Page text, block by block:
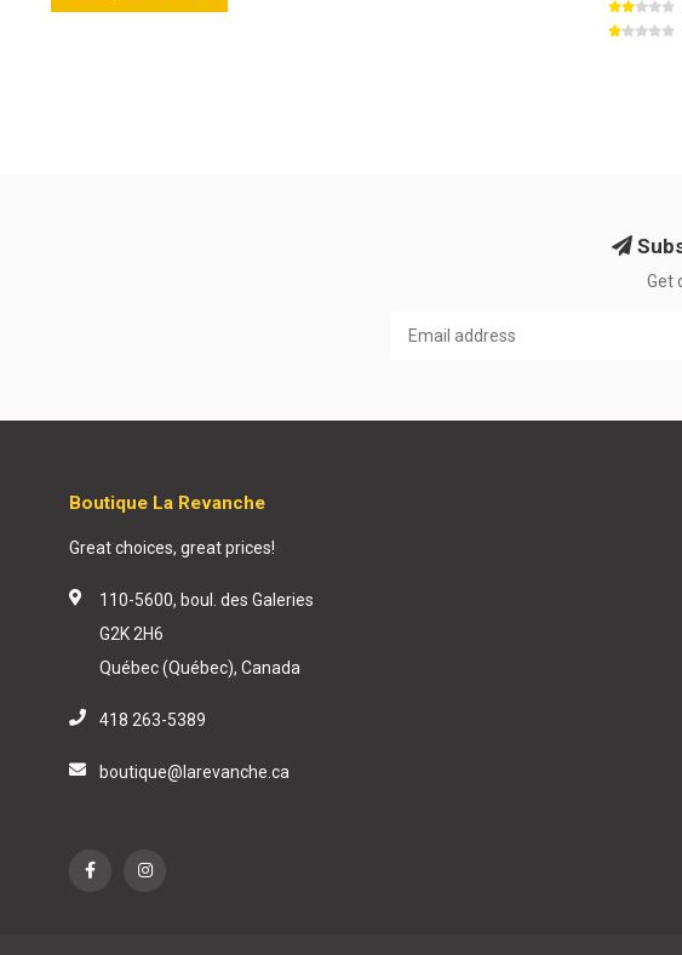
Get
Boutique La Revanche
Great choices, great prices!
110-5600, boul. des Galeries
G2K 2H6
Québec (Québec), Canada
418 263-5389
boutique@larevanche.ca